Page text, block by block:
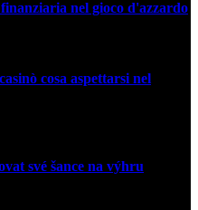
nel gioco d'azzardo
cosa aspettarsi nel
své šance na výhru